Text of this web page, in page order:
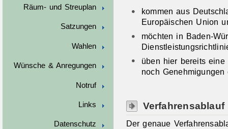
Räum- und Streuplan
Satzungen
Wahlen
Wünsche & Anregungen
Notruf
Links
Datenschutz
kommen aus
Europäischen Union
möchten in Baden-
üben hier bereits
noch Genehmigungen
Verfahrensablauf
Der genaue